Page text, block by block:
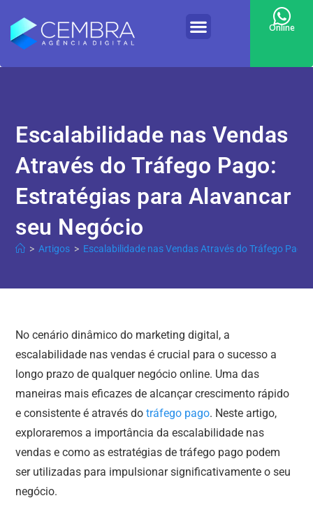
Online
Escalabilidade nas Vendas
Através do Tráfego Pago:
Estratégias para Alavancar
seu Negócio
> Artigos > Escalabilidade nas Vendas Através do Tráfego
No cenário dinâmico do marketing digital, a
escalabilidade nas vendas é crucial para o sucesso a
longo prazo de qualquer negócio online. Uma das
maneiras mais eficazes de alcançar crescimento rápido
e consistente é através dotráfego pago. Neste artigo,
exploraremos a importância da escalabilidade nas
vendas e como as estratégias de tráfego pago podem
ser utilizadas para impulsionar significativamente o seu
negócio.